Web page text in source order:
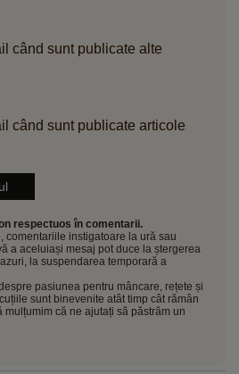
când sunt publicate alte
când sunt publicate articole
respectuos în comentarii.
comentariile instigatoare la ură sau
a aceluiași mesaj pot duce la ștergerea
la suspendarea temporară a
pasiunea pentru mâncare, rețete și
sunt binevenite atât timp cât rămân
mulțumim că ne ajutați să păstrăm un